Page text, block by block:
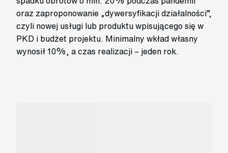
oraz zaproponowanie „dywersyfikacji działalności”,
czyli nowej usługi lub produktu wpisującego się w
PKD i budżet projektu. Minimalny wkład własny
wynosił 10%, a czas realizacji – jeden rok.